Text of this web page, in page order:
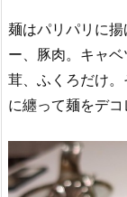
麺はパリパリに
ー、豚肉。キャ
茸、ふくろだけ
に纏って麺をデコ